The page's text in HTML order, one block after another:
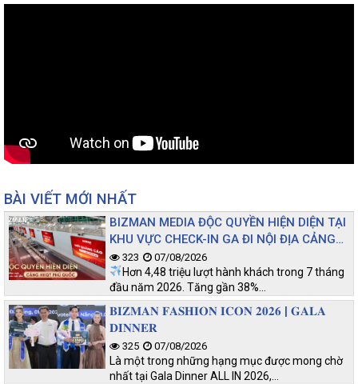
BÀI VIẾT MỚI NHẤT
BIZMAN MEDIA ĐỘC QUYỀN HIỆN DIỆN TẠI
KHU VỰC CHECK-IN GA ĐI NỘI ĐỊA CẢNG
HKQT PHÚ QUỐC
323 07/08/2026
Hơn 4,48 triệu lượt hành khách trong 7 tháng
đầu năm 2026. Tăng gần 38%…
𝐁𝐈𝐙𝐌𝐀𝐍 𝐅𝐀𝐒𝐇𝐈𝐎𝐍 𝐈𝐂𝐎𝐍 𝟐𝟎𝟐𝟔 | 𝐆𝐀𝐋𝐀
𝐃𝐈𝐍𝐍𝐄𝐑
325 07/08/2026
Là một trong những hạng mục được mong chờ
nhất tại Gala Dinner ALL IN 2026,…